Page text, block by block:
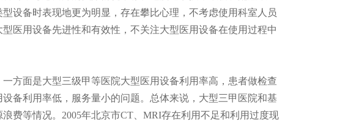
设备时表现地更为明显，存在攀比心理，不考虑使用科室人员
医用设备先进性和有效性，不关注大型医用设备在使用过程中
面是大型三级甲等医院大型医用设备利用率高，患者做检查
备利用率低，服务量小的问题。总体来说，大型三甲医院和基
费等情况。2005年北京市CT、MRI存在利用不足和利用过度现